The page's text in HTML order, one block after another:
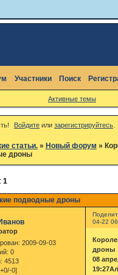
Участники Поиск
Активные темы
Войдите илизарегистрируйтесь
статьи. » Новый форум »
дроны
подводные дроны
1
04-22
: 2009-09-03
0
4513
0]
дроны
08